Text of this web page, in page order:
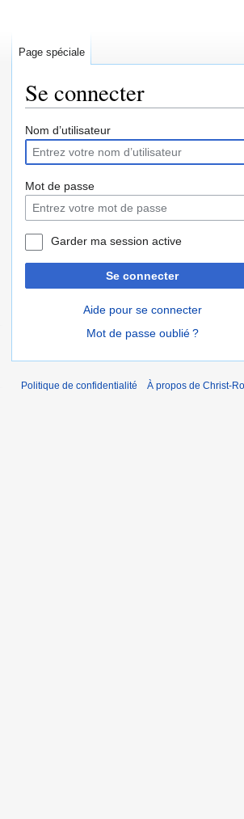
Se connecter
Aller
la
navigation
Aller
la
recherche
Nom d’utilisateur
Mot de passe
Garder ma session active
Se connecter
Aide pour se connecter
Mot de passe oublié ?
Page spéciale
Politique de confidentialité À propos de Christ-